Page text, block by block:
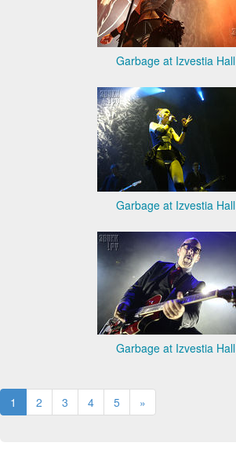
Garbage at Izvestia Hall
Garbage at Izvestia Hall
Garbage at Izvestia Hall
1 2 3 4 5 »